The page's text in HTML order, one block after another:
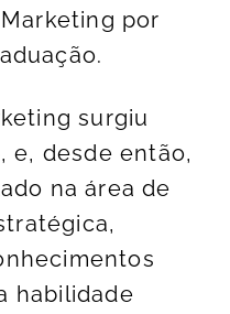
por
surgiu
e, desde então,
na área de
habilidade